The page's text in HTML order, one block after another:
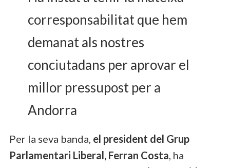
corresponsabilitat que hem
demanat als nostres
conciutadans per aprovar el
millor pressupost per a
Andorra
Per la seva banda, el president del Grup
Parlamentari Liberal, Ferran Costa, ha